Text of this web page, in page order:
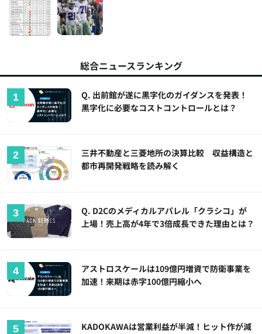
総合ニュースランキング
Q. 出前館が遂に黒字化のガイダンスを発表！
黒字化に必要なコストコントロールとは？
三井不動産と三菱地所の決算比較 収益構造と
都市再開発戦略を読み解く
Q. D2Cのメディカルアパレル「クラシコ」が
上場！売上高が4年で3倍成長できた理由とは？
アストロスケールは109億円増資で防衛事業を
加速！来期は赤字100億円縮小へ
KADOKAWAは営業利益が半減！ヒット作が減